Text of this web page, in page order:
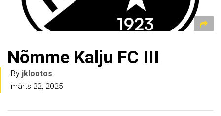
Nõmme Kalju FC III
By jklootos
märts 22, 2025